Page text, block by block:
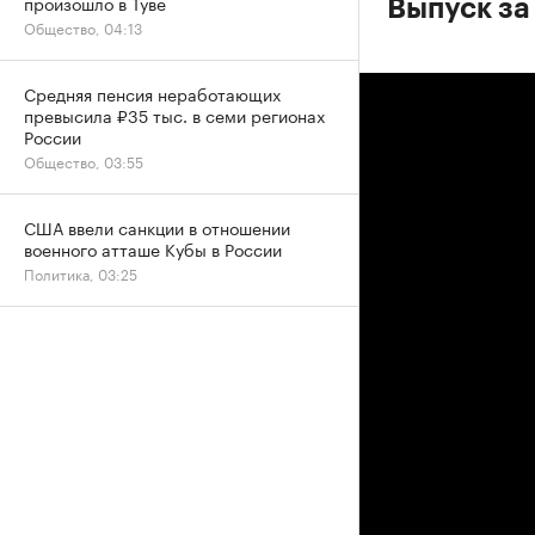
Выпуск
Общество, 04:13
Средняя пенсия неработающих
превысила ₽35 тыс. в семи регионах
России
Общество, 03:55
США ввели санкции в отношении
военного атташе Кубы в России
Политика, 03:25